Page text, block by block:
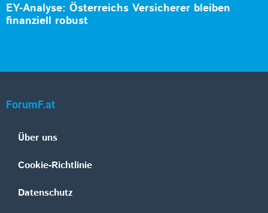
EY-Analyse: Österreichs Versicherer bleiben
finanziell robust
ForumF.at
Über uns
Cookie-Richtlinie
Datenschutz